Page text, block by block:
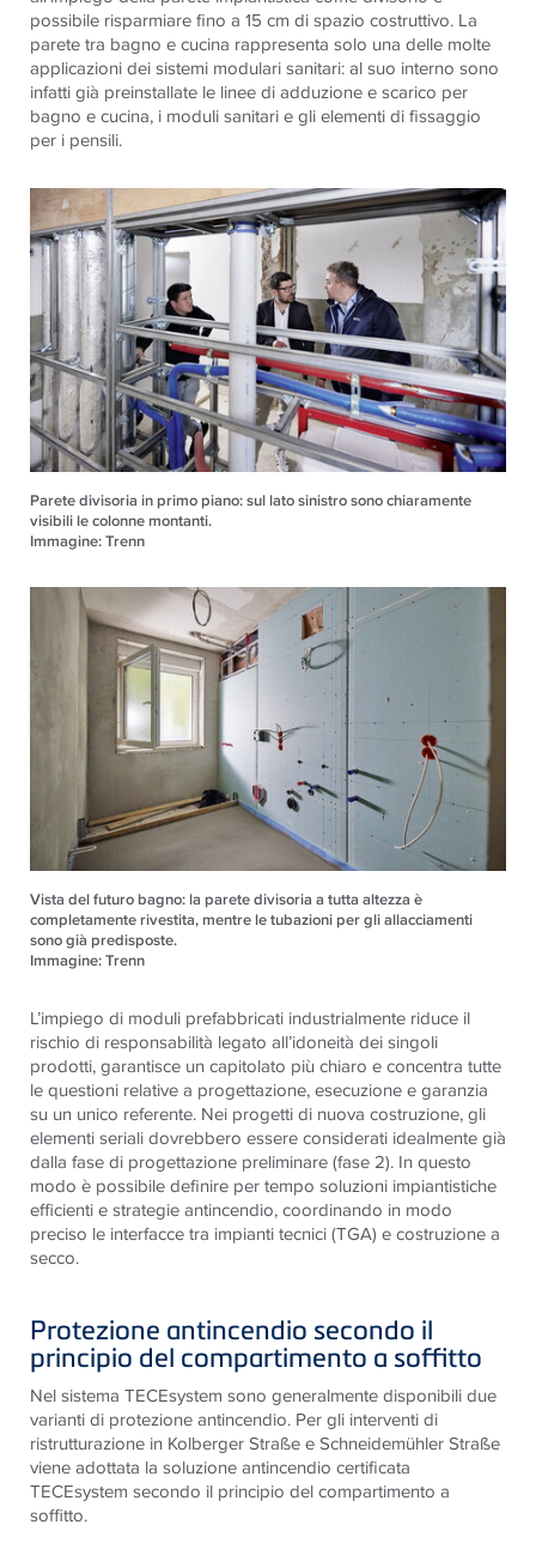
possibile risparmiare fino a 15 cm di spazio costruttivo. La
parete tra bagno e cucina rappresenta solo una delle molte
applicazioni dei sistemi modulari sanitari: al suo interno sono
infatti già preinstallate le linee di adduzione e scarico per
bagno e cucina, i moduli sanitari e gli elementi di fissaggio
per i pensili.
Parete divisoria in primo piano: sul lato sinistro sono chiaramente
visibili le colonne montanti.
Immagine: Trenn
Vista del futuro bagno: la parete divisoria a tutta altezza è
completamente rivestita, mentre le tubazioni per gli allacciamenti
sono già predisposte.
Immagine: Trenn
L’impiego di moduli prefabbricati industrialmente riduce il
rischio di responsabilità legato all’idoneità dei singoli
prodotti, garantisce un capitolato più chiaro e concentra tutte
le questioni relative a progettazione, esecuzione e garanzia
su un unico referente. Nei progetti di nuova costruzione, gli
elementi seriali dovrebbero essere considerati idealmente già
dalla fase di progettazione preliminare (fase 2). In questo
modo è possibile definire per tempo soluzioni impiantistiche
efficienti e strategie antincendio, coordinando in modo
preciso le interfacce tra impianti tecnici (TGA) e costruzione a
secco.
Protezione antincendio secondo il
principio del compartimento a soffitto
Nel sistema TECEsystem sono generalmente disponibili due
varianti di protezione antincendio. Per gli interventi di
ristrutturazione in Kolberger Straße e Schneidemühler Straße
viene adottata la soluzione antincendio certificata
TECEsystem secondo il principio del compartimento a
soffitto.